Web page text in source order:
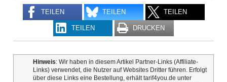
TEILEN TEILEN TEILEN
TEILEN DRUCKEN
Hinweis: Wir haben in diesem Artikel Partner-Links (Affiliate-
Links) verwendet, die Nutzer auf Websites Dritter führen. Erfolgt
über diese Links eine Bestellung, erhält tarif4you.de unter